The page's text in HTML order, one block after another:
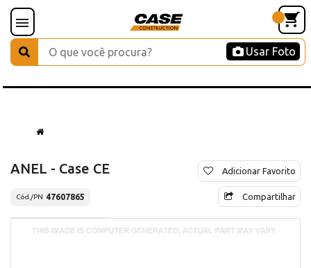
Usar Foto
ANEL - Case CE
Cód./PN 47607865
Adicionar Favorito
Compartilhar